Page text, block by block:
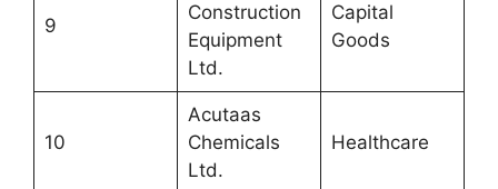
9
Construction
Equipment
Ltd.
Capital
Goods
10
Acutaas
Chemicals
Ltd.
Healthcare